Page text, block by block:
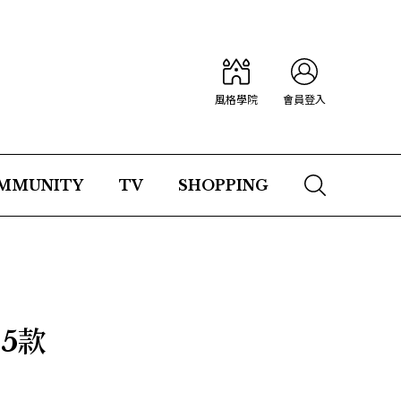
風格學院 會員登入
TV SHOPPING
款